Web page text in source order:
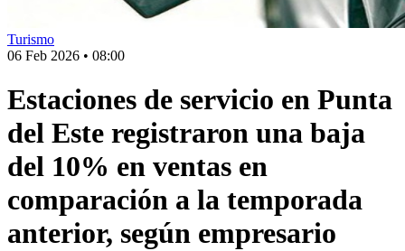
Turismo
06 Feb 2026 • 08:00
Estaciones de servicio en Punta
del Este registraron una baja
del 10% en ventas en
comparación a la temporada
anterior, según empresario